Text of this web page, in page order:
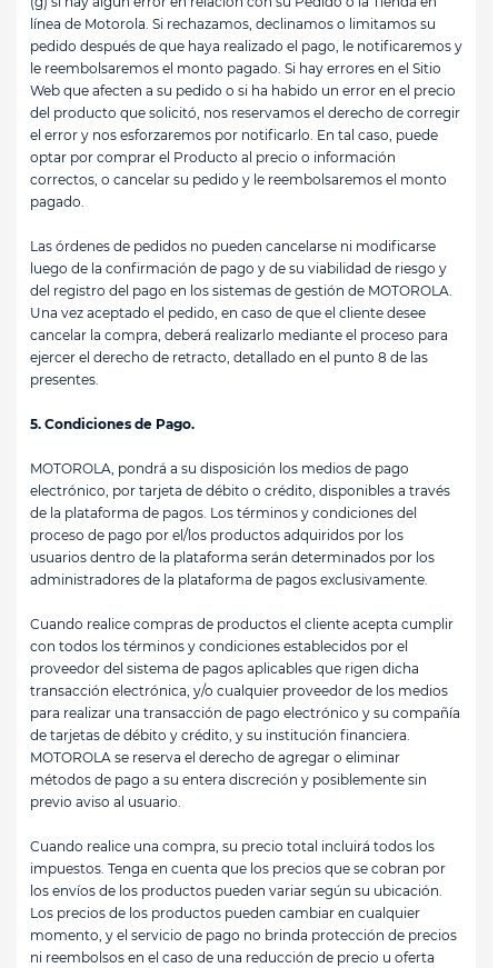
línea de Motorola. Si rechazamos, declinamos o limitamos su
pedido después de que haya realizado el pago, le notificaremos y
le reembolsaremos el monto pagado. Si hay errores en el Sitio
Web que afecten a su pedido o si ha habido un error en el precio
del producto que solicitó, nos reservamos el derecho de corregir
el error y nos esforzaremos por notificarlo. En tal caso, puede
optar por comprar el Producto al precio o información
correctos, o cancelar su pedido y le reembolsaremos el monto
pagado.
Las órdenes de pedidos no pueden cancelarse ni modificarse
luego de la confirmación de pago y de su viabilidad de riesgo y
del registro del pago en los sistemas de gestión de MOTOROLA.
Una vez aceptado el pedido, en caso de que el cliente desee
cancelar la compra, deberá realizarlo mediante el proceso para
ejercer el derecho de retracto, detallado en el punto 8 de las
presentes.
5. Condiciones de Pago.
MOTOROLA, pondrá a su disposición los medios de pago
electrónico, por tarjeta de débito o crédito, disponibles a través
de la plataforma de pagos. Los términos y condiciones del
proceso de pago por el/los productos adquiridos por los
usuarios dentro de la plataforma serán determinados por los
administradores de la plataforma de pagos exclusivamente.
Cuando realice compras de productos el cliente acepta cumplir
con todos los términos y condiciones establecidos por el
proveedor del sistema de pagos aplicables que rigen dicha
transacción electrónica, y/o cualquier proveedor de los medios
para realizar una transacción de pago electrónico y su compañía
de tarjetas de débito y crédito, y su institución financiera.
MOTOROLA se reserva el derecho de agregar o eliminar
métodos de pago a su entera discreción y posiblemente sin
previo aviso al usuario.
Cuando realice una compra, su precio total incluirá todos los
impuestos. Tenga en cuenta que los precios que se cobran por
los envíos de los productos pueden variar según su ubicación.
Los precios de los productos pueden cambiar en cualquier
momento, y el servicio de pago no brinda protección de precios
ni reembolsos en el caso de una reducción de precio u oferta